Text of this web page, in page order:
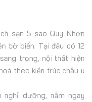
sạn 5 sao Quy Nhơn
bờ biển. Tại đâu có 12
trọng, nội thất hiện
theo kiến trúc châu u
nghỉ dưỡng, nằm ngay